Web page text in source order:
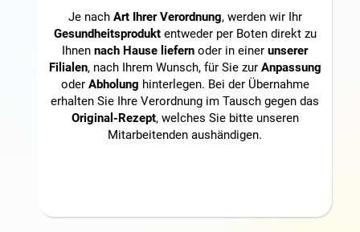
Je nach Art Ihrer Verordnung, werden wir Ihr
Gesundheitsproduktentweder per Boten direkt zu
Ihnen nach Hause liefern oder in einer unserer
Filialen, nach Ihrem Wunsch, für Sie zur Anpassung
oder Abholung hinterlegen. Bei der Übernahme
erhalten Sie Ihre Verordnung im Tausch gegen das
Original-Rezept, welches Sie bitte unseren
Mitarbeitenden aushändigen.